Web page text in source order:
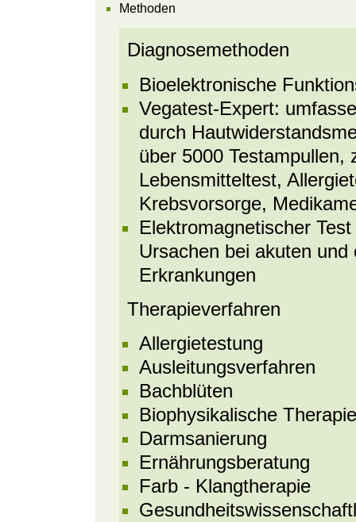
Methoden
Diagnosemethoden
Bioelektronische
Vegatest-Expert:
durch
über 5000 Testampullen,
Lebensmitteltest,
Krebsvorsorge,
Elektromagnetischer
Ursachen bei akuten und
Erkrankungen
Therapieverfahren
Allergietestung
Ausleitungsverfahren
Bachblüten
Biophysikalische
Darmsanierung
Ernährungsberatung
Farb - Klangtherapie